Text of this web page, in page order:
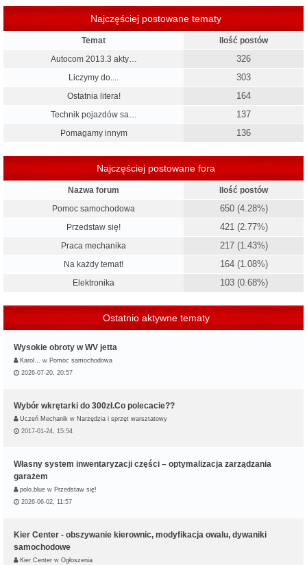
Najczęściej postowane tematy
Temat
Ilość postów
Autocom 2013.3 akty…
326
Liczymy do.... 303
Ostatnia litera! 164
Technik pojazdów sa… 137
Pomagamy innym 136
Najczęściej postowane fora
Nazwa forum
Ilość postów
Pomoc samochodowa
650 (4.28%)
Przedstaw się! 421 (2.77%)
Praca mechanika 217 (1.43%)
Na każdy temat! 164 (1.08%)
Elektronika 103 (0.68%)
Ostatnio aktywne tematy
Wysokie obroty w WV jetta
Karol… w Pomoc samochodowa
2026-07-20, 20:57
Wybór wkrętarki do 300zł.Co polecacie??
Uczeń Mechanik w Narzędzia i sprzęt warsztatowy
2017-01-24, 15:54
Własny system inwentaryzacji części – optymalizacja zarządzania
garażem
polo.blue w Przedstaw się!
2026-06-02, 11:57
Kier Center - obszywanie kierownic, modyfikacja owalu, dywaniki
samochodowe
Kier Center w Ogłoszenia